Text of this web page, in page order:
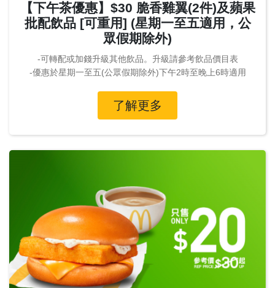
【下午茶優惠】$30 脆香雞翼(2件)及蘋果
批配飲品 [可重用] (星期一至五適用，公
眾假期除外)
-可轉配或加錢升級其他飲品。升級請參考飲品價目表
-優惠於星期一至五(公眾假期除外)下午2時至晚上6時適用
了解更多